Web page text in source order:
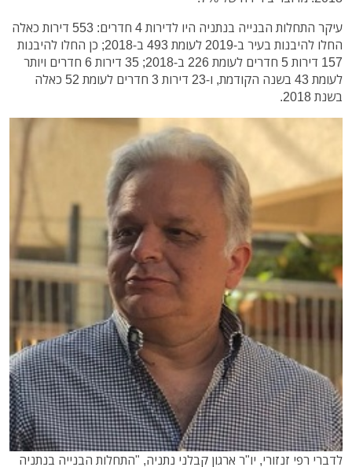
עיקר התחלות הבנייה בנתניה היו לדירות 4 חדרים: 553 דירות כאלה
החלו להיבנות בעיר ב-2019 לעומת 493 ב-2018; כן החלו להיבנות
157 דירות 5 חדרים לעומת 226 ב-2018; 35 דירות 6 חדרים ויותר
לעומת 43 בשנה הקודמת, ו-23 דירות 3 חדרים לעומת 52 כאלה
בשנת 2018.
לדברי רפי זנזורי, יו"ר ארגון קבלני נתניה, "התחלות הבנייה בנתניה